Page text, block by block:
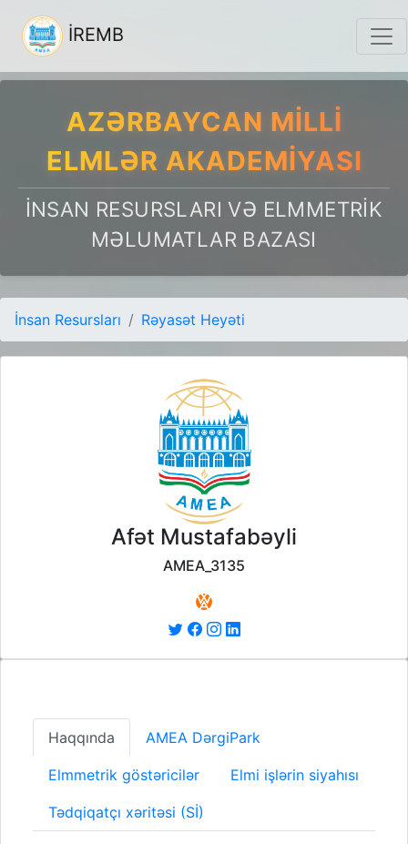
İREMB
AZƏRBAYCAN MILLI
ELMLƏR AKADEMIYASI
İNSAN RESURSLARI VƏ ELMMETRIK
MƏLUMATLAR BAZASI
İnsan Resursları Rəyasət Heyəti
Afət Mustafabəyli
AMEA_3135
Haqqında AMEA DərgiPark
Elmmetrik göstəricilər Elmi işlərin siyahısı
Tədqiqatçı xəritəsi (Sİ)